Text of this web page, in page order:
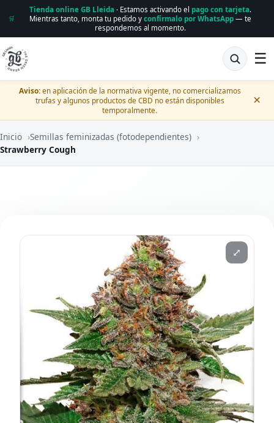
🛒
Tienda online GB Lleida · Estamos activando el pago con tarjeta.
Mientras tanto, monta tu pedido y confírmalo por WhatsApp— te
respondemos al momento.
☰
Aviso:en aplicación de la normativa vigente, no comercializamos
trufas y algunos productos de CBD no están disponibles
temporalmente.
×
Inicio ›Semillas feminizadas (fotodependientes) ›
Strawberry Cough
⤢